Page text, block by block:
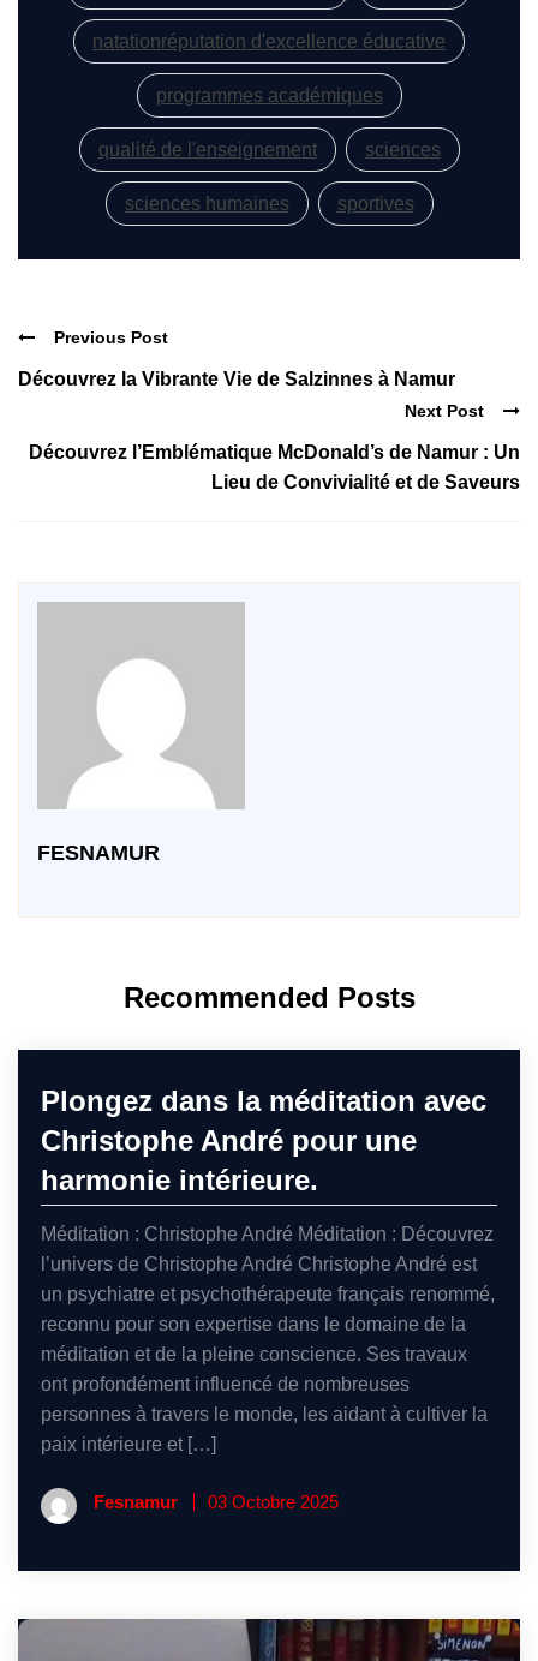
natationréputation d'excellence éducative
programmes académiques
qualité de l'enseignement sciences
sciences humaines sportives
Previous Post
Découvrez la Vibrante Vie de Salzinnes à Namur
Next Post
Découvrez l’Emblématique McDonald’s de Namur : Un
Lieu de Convivialité et de Saveurs
FESNAMUR
Recommended Posts
Plongez dans la méditation avec
Christophe André pour une
harmonie intérieure.
Méditation : Christophe André Méditation : Découvrez
l’univers de Christophe André Christophe André est
un psychiatre et psychothérapeute français renommé,
reconnu pour son expertise dans le domaine de la
méditation et de la pleine conscience. Ses travaux
ont profondément influencé de nombreuses
personnes à travers le monde, les aidant à cultiver la
paix intérieure et […]
Fesnamur 03 Octobre 2025